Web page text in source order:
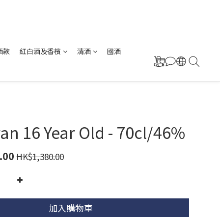
款 紅白酒及香檳 清酒 國酒
16 Year Old - 70cl/46%
HK$1,380.00
加入購物車